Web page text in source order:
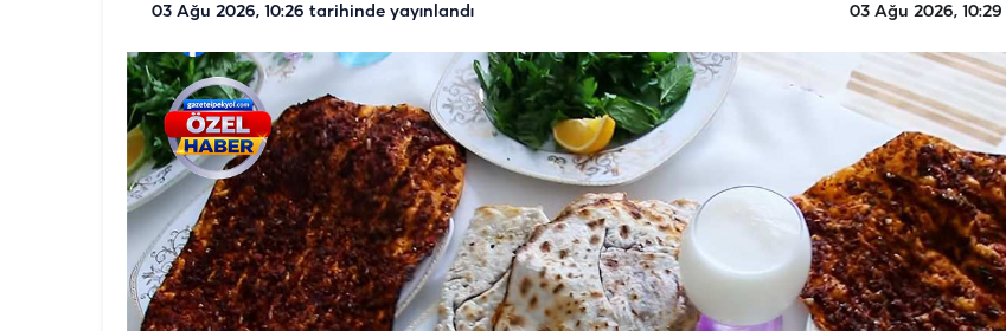
03 Ağu 2026, 10:26 tarihinde yayınlandı
03 Ağu 2026, 10:29